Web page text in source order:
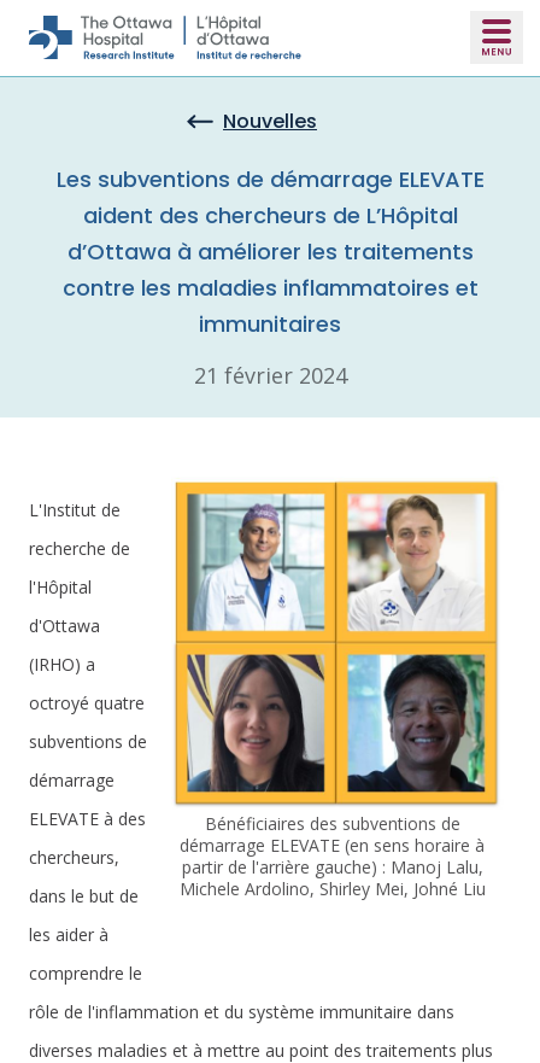
Skip to main content
Nouvelles
Les subventions de démarrage ELEVATE
aident des chercheurs de L’Hôpital
d’Ottawa à améliorer les traitements
contre les maladies inflammatoires et
immunitaires
21 février 2024
Bénéficiaires des subventions de
démarrage ELEVATE (en sens horaire à
partir de l'arrière gauche) : Manoj Lalu,
Michele Ardolino, Shirley Mei, Johné Liu
L'Institut de
recherche de
l'Hôpital
d'Ottawa
(IRHO) a
octroyé quatre
subventions de
démarrage
ELEVATE à des
chercheurs,
dans le but de
les aider à
comprendre le
rôle de l'inflammation et du système immunitaire dans
diverses maladies et à mettre au point des traitements plus